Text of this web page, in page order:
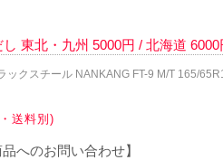
東北・九州 5000円 / 北海道
ックスチール NANKANG FT-9 M/T 165/
送料別)
へのお問い合わせ】